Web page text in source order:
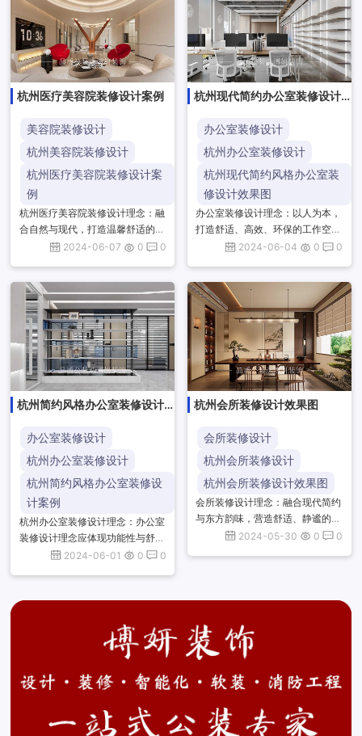
杭州医疗美容院装修设计案例
美容院装修设计
杭州美容院装修设计
杭州医疗美容院装修设计案
例
杭州医疗美容院装修设计理念：融
合自然与现代，打造温馨舒适的诊
疗环境。注重细节与品质，彰显专
氛...
2024-06-07 0 0
杭州现代简约办公室装修设计
办公室装修设计
杭州办公室装修设计
杭州现代简约风格办公室装
修设计效果图
办公室装修设计理念：以人为本，
打造舒适、高效、环保的工作空
间，注重功能与美学的融合，提升
简...
2024-06-04 0 0
杭州简约风格办公室装修设计
办公室装修设计
杭州办公室装修设计
杭州简约风格办公室装修设
计案例
杭州办公室装修设计理念：办公室
装修设计理念应体现功能性与舒适
性的平衡，注重空间布局的合理
企...
2024-06-01 0 0
杭州会所装修设计效果图
会所装修设计
杭州会所装修设计
杭州会所装修设计效果图
会所装修设计理念：融合现代简约
与东方韵味，营造舒适、静谧的私
密空间。注重细节，运用光影与材
2024-05-30 0 0